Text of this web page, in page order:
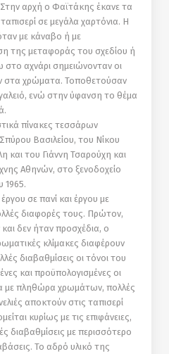
αρχή ο Φαϊτάκης έκανε τα
σε µεγάλα χαρτόνια. Η
µε κάναβο ή µε
της µεταφοράς του σχεδίου ή
αχνάρι σηµειώνονταν οι
στα χρώµατα. Τοποθετούσαν
ενώ στην ύφανση το θέµα
πίνακες τεσσάρων
Βασιλείου, του Νίκου
και του Γιάννη Τσαρούχη και
Αθηνών, στο ξενοδοχείο
1965.
σε πανί και έργου µε
διαφορές τους. Πρώτον,
δεν ήταν προσχέδια, ο
κλίµακες διαφέρουν
διαβαθµίσεις οι τόνοι του
και προϋπολογισµένες οι
µε πληθώρα χρωµάτων, πολλές
αποκτούν στις ταπισερί
κυρίως µε τις επιφάνειες,
διαβαθµίσεις µε περισσότερο
Το αδρό υλικό της